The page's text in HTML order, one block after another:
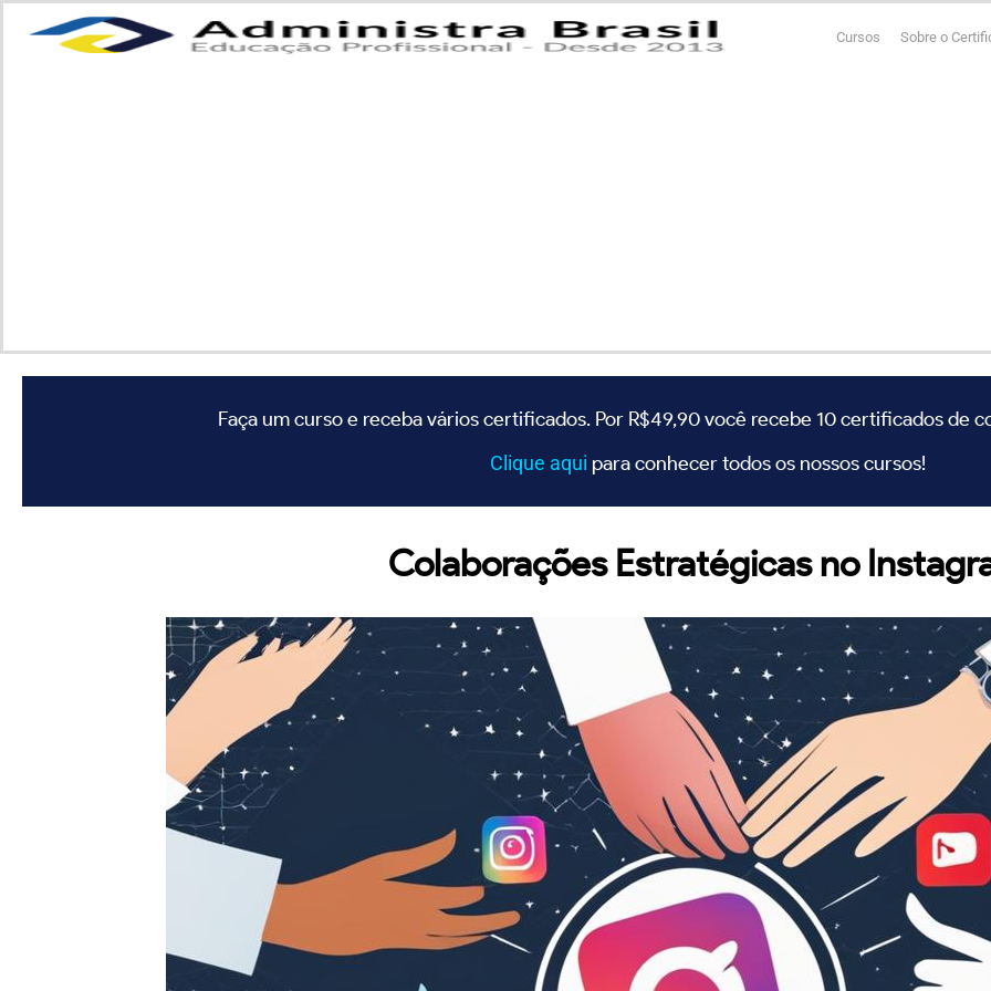
Cursos Sobre o
Faça um curso e receba vários certificados. Por R$49,90 você recebe 10 certificados de
Clique aqui para conhecer todos os nossos cursos!
Colaborações Estratégicas no